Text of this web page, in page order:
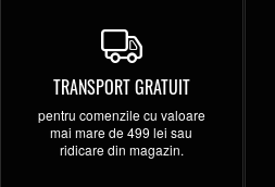
TRANSPORT GRATUIT
pentru comenzile cu valoare
mai mare de 499 lei sau
ridicare din magazin.